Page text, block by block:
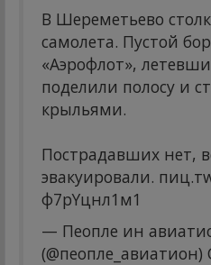
В Шереметьево
самолета. Пустой
«Аэрофлот»,
поделили полосу и
крыльями.
Пострадавших нет,
эвакуировали.
ф7рYцнл1м1
— Пеопле ин
(@пеопле_авиатион)